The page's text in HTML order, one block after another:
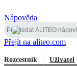
Nápověda
Přejít na aliteo.com
Rozcestník Uživatel